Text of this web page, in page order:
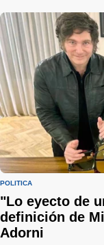
POLÍTICA
"Lo eyecto de
definición de
Adorni